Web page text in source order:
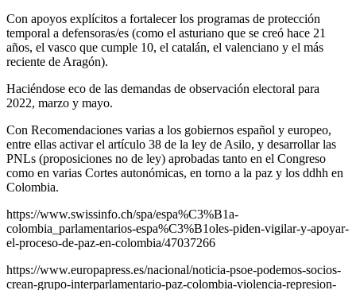
Con apoyos explícitos a fortalecer los programas de protección
temporal a defensoras/es (como el asturiano que se creó hace 21
años, el vasco que cumple 10, el catalán, el valenciano y el más
reciente de Aragón).
Haciéndose eco de las demandas de observación electoral para
2022, marzo y mayo.
Con Recomendaciones varias a los gobiernos español y europeo,
entre ellas activar el artículo 38 de la ley de Asilo, y desarrollar las
PNLs (proposiciones no de ley) aprobadas tanto en el Congreso
como en varias Cortes autonómicas, en torno a la paz y los ddhh en
Colombia.
https://www.swissinfo.ch/spa/espa%C3%B1a-
colombia_parlamentarios-espa%C3%B1oles-piden-vigilar-y-apoyar-
el-proceso-de-paz-en-colombia/47037266
https://www.europapress.es/nacional/noticia-psoe-podemos-socios-
crean-grupo-interparlamentario-paz-colombia-violencia-represion-